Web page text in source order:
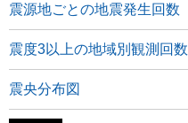
震源地ごとの地震発生回数
震度3以上の地域別観測回数
震央分布図